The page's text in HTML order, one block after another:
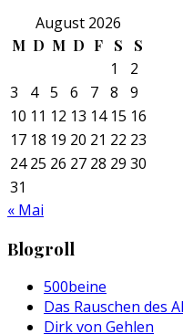
August 2026
M D M D F S S
1
2
3
4 5 6 7 8
9
10 11 12 13 14 15 16
17 18 19 20 21 22 23
24 25 26 27 28 29 30
31
« Mai
Blogroll
500beine
Das Rauschen des
Dirk von Gehlen